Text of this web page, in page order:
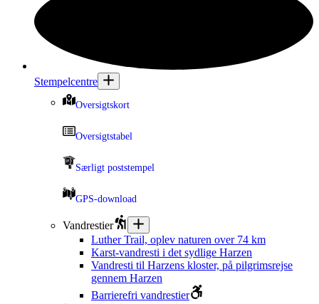
Stempelcentre
Oversigtskort
Oversigtstabel
Særligt poststempel
GPS-download
Vandrestier
Luther Trail, oplev naturen over 74 km
Karst-vandresti i det sydlige Harzen
Vandresti til Harzens kloster, på pilgrimsrejse
gennem Harzen
Barrierefri vandrestier